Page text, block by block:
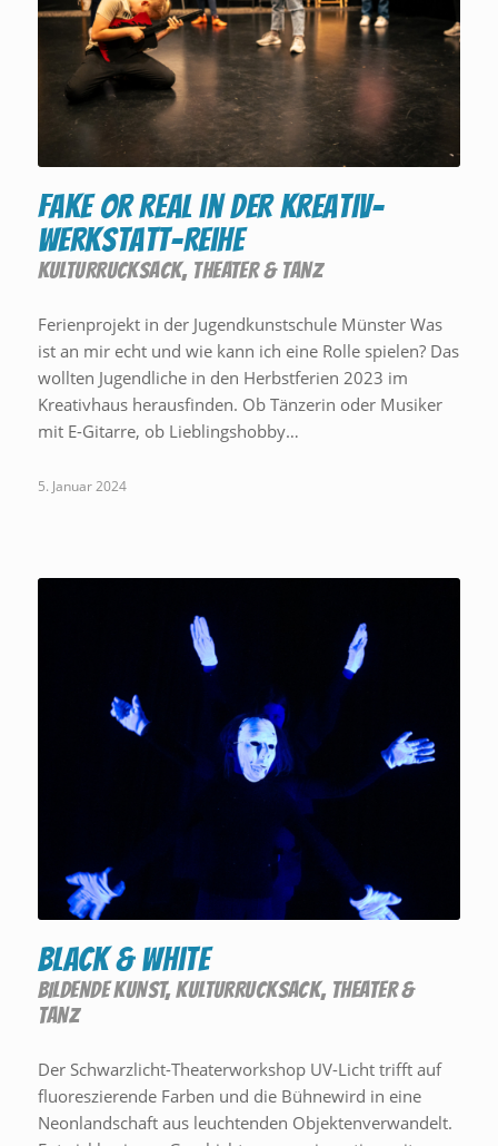
FAKE or REAL in der Kreativ-
Werkstatt-Reihe
KULTURRUCKSACK, THEATER & TANZ
Ferienprojekt in der Jugendkunstschule Münster Was
ist an mir echt und wie kann ich eine Rolle spielen? Das
wollten Jugendliche in den Herbstferien 2023 im
Kreativhaus herausfinden. Ob Tänzerin oder Musiker
mit E-Gitarre, ob Lieblingshobby…
5. Januar 2024
Black & White
BILDENDE KUNST,KULTURRUCKSACK, THEATER &
TANZ
Der Schwarzlicht-Theaterworkshop UV-Licht trifft auf
fluoreszierende Farben und die Bühnewird in eine
Neonlandschaft aus leuchtenden Objektenverwandelt.